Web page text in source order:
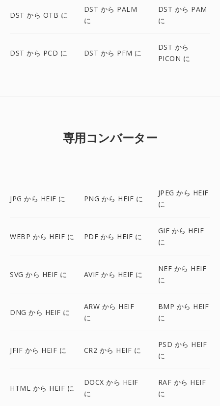
DST から OTB に
DST から PALM
に
DST から PAM
に
DST から PCD に DST から PFM に
DST から
PICON に
専用コンバーター
JPG から HEIF に PNG から HEIF に
JPEG から HEIF
に
WEBP から HEIF に PDF から HEIF に
GIF から HEIF
に
SVG から HEIF に AVIF から HEIF に
NEF から HEIF
に
DNG から HEIF に
ARW から HEIF
に
BMP から HEIF
に
JFIF から HEIF に CR2 から HEIF に
PSD から HEIF
に
HTML から HEIF に
DOCX から HEIF
に
RAF から HEIF
に